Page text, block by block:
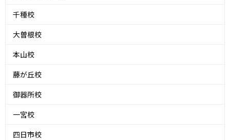
千種校
大曽根校
本山校
藤が丘校
御器所校
一宮校
四日市校